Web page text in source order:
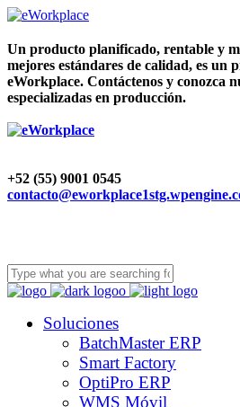
Un producto planificado, rentable y
mejores estándares de calidad, es un
eWorkplace. Contáctenos y conozca
especializadas en producción.
+52 (55) 9001 0545
Soluciones
BatchMaster ERP
Smart Factory
OptiPro ERP
WMS Móvil